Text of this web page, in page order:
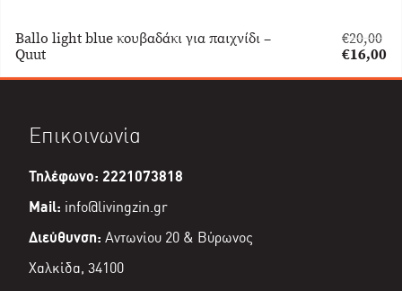
Ballo light blue κουβαδάκι για παιχνίδι –
Quut
€20,00
Original
was:
€16,00
τρέχουσα
Επικοινωνία
Τηλέφωνο: 2221073818
Mail: info@livingzin.gr
Διεύθυνση: Αντωνίου 20 & Βύρωνος
Χαλκίδα, 34100